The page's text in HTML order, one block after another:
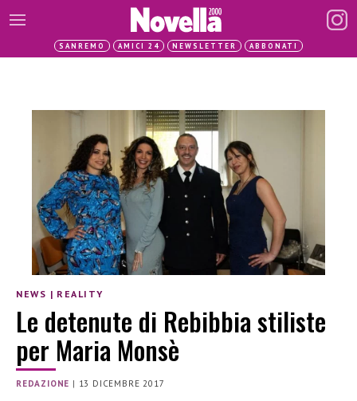
SANREMO AMICI 24 NEWSLETTER ABBONATI
NEWS | REALITY
Le detenute di Rebibbia stiliste
per Maria Monsè
REDAZIONE | 13 DICEMBRE 2017